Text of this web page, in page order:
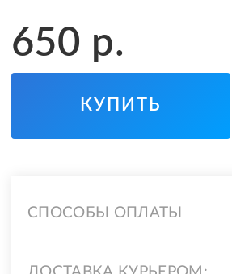
650 р.
КУПИТЬ
СПОСОБЫ ОПЛАТЫ